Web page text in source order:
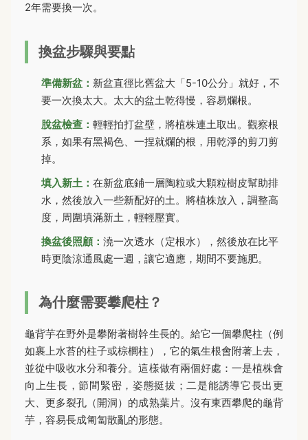
2年需要換一次。
換盆步驟與要點
準備新盆： 新盆直徑比舊盆大「5-10公分」就好，不
要一次換太大。太大的盆土乾得慢，容易爛根。
脫盆檢查： 輕輕拍打盆壁，將植株連土取出。觀察根
系，如果有黑褐色、一捏就爛的根，用乾淨的剪刀剪
掉。
填入新土： 在新盆底鋪一層陶粒或大顆粒樹皮幫助排
水，然後放入一些新配好的土。將植株放入，調整高
度，周圍填滿新土，輕輕壓實。
換盆後照顧： 澆一次透水（定根水），然後放在比平
時更陰涼通風處一週，讓它適應，期間不要施肥。
為什麼需要攀爬柱？
龜背芋在野外是攀附著樹幹生長的。給它一個攀爬柱（例
如裹上水苔的柱子或棕櫚柱），它的氣生根會附著上去，
並從中吸收水分和養分。這樣做有兩個好處：一是植株會
向上生長，節間緊密，姿態挺拔；二是能誘導它長出更
大、更多裂孔（開洞）的成熟葉片。沒有東西攀爬的龜背
芋，容易長成匍匐散亂的形態。